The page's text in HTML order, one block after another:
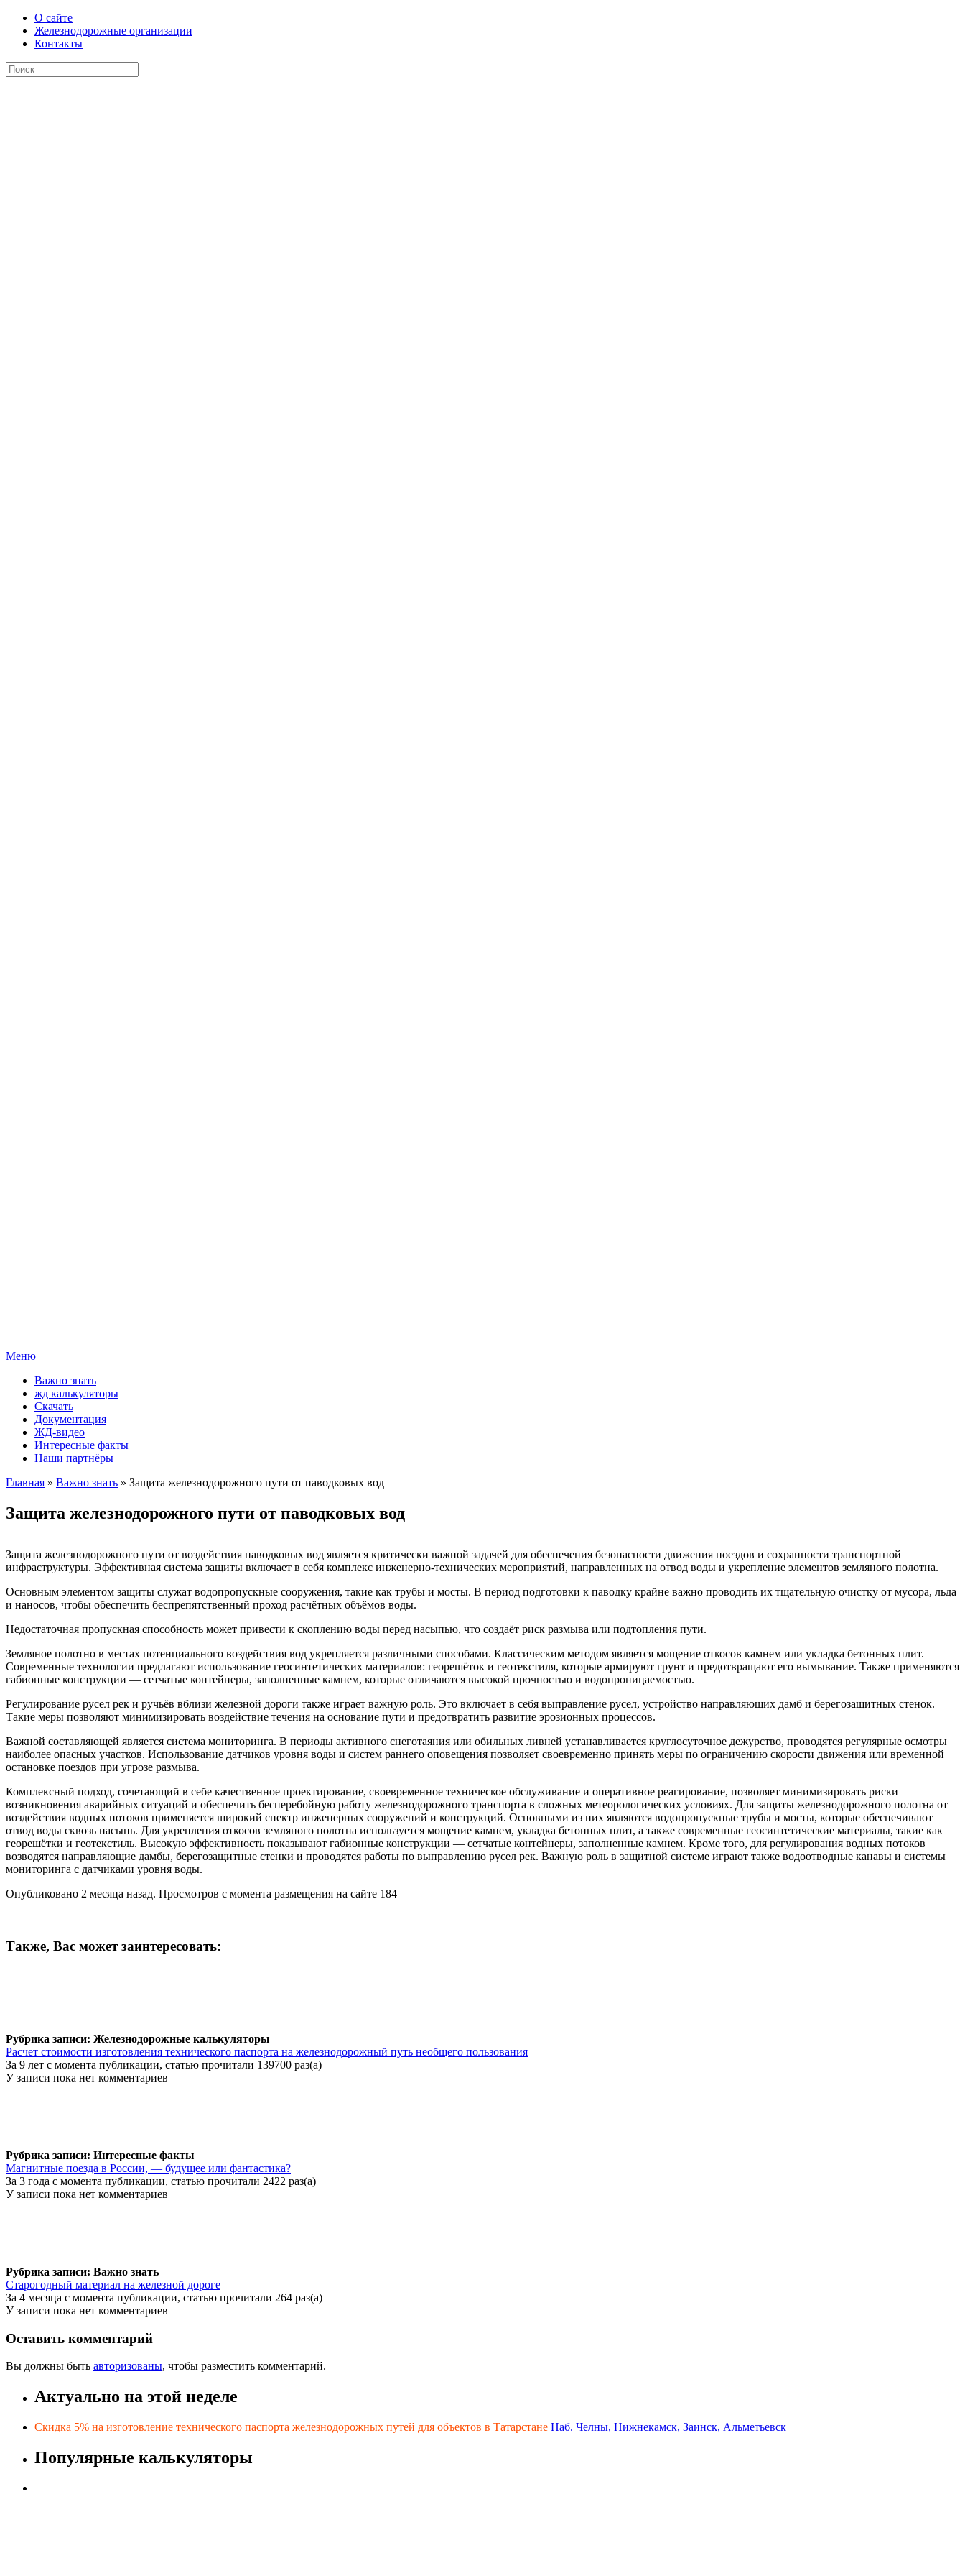
О сайте
Железнодорожные организации
Контакты
Меню
Важно знать
жд калькуляторы
Скачать
Документация
ЖД-видео
Интересные факты
Наши партнёры
Главная » Важно знать » Защита железнодорожного пути от паводковых вод
Защита железнодорожного пути от паводковых вод
Защита железнодорожного пути от воздействия паводковых вод является критически важной задачей для обеспечения безопасности движения поездов и сохранности транспортной
инфраструктуры. Эффективная система защиты включает в себя комплекс инженерно-технических мероприятий, направленных на отвод воды и укрепление элементов земляного полотна.
Основным элементом защиты служат водопропускные сооружения, такие как трубы и мосты. В период подготовки к паводку крайне важно проводить их тщательную очистку от мусора, льда
и наносов, чтобы обеспечить беспрепятственный проход расчётных объёмов воды.
Недостаточная пропускная способность может привести к скоплению воды перед насыпью, что создаёт риск размыва или подтопления пути.
Земляное полотно в местах потенциального воздействия вод укрепляется различными способами. Классическим методом является мощение откосов камнем или укладка бетонных плит.
Современные технологии предлагают использование геосинтетических материалов: георешёток и геотекстиля, которые армируют грунт и предотвращают его вымывание. Также применяются
габионные конструкции — сетчатые контейнеры, заполненные камнем, которые отличаются высокой прочностью и водопроницаемостью.
Регулирование русел рек и ручьёв вблизи железной дороги также играет важную роль. Это включает в себя выправление русел, устройство направляющих дамб и берегозащитных стенок.
Такие меры позволяют минимизировать воздействие течения на основание пути и предотвратить развитие эрозионных процессов.
Важной составляющей является система мониторинга. В периоды активного снеготаяния или обильных ливней устанавливается круглосуточное дежурство, проводятся регулярные осмотры
наиболее опасных участков. Использование датчиков уровня воды и систем раннего оповещения позволяет своевременно принять меры по ограничению скорости движения или временной
остановке поездов при угрозе размыва.
Комплексный подход, сочетающий в себе качественное проектирование, своевременное техническое обслуживание и оперативное реагирование, позволяет минимизировать риски
возникновения аварийных ситуаций и обеспечить бесперебойную работу железнодорожного транспорта в сложных метеорологических условиях. Для защиты железнодорожного полотна от
воздействия водных потоков применяется широкий спектр инженерных сооружений и конструкций. Основными из них являются водопропускные трубы и мосты, которые обеспечивают
отвод воды сквозь насыпь. Для укрепления откосов земляного полотна используется мощение камнем, укладка бетонных плит, а также современные геосинтетические материалы, такие как
георешётки и геотекстиль. Высокую эффективность показывают габионные конструкции — сетчатые контейнеры, заполненные камнем. Кроме того, для регулирования водных потоков
возводятся направляющие дамбы, берегозащитные стенки и проводятся работы по выправлению русел рек. Важную роль в защитной системе играют также водоотводные канавы и системы
мониторинга с датчиками уровня воды.
Опубликовано 2 месяца назад. Просмотров с момента размещения на сайте 184
Также, Вас может заинтересовать:
Рубрика записи: Железнодорожные калькуляторы
Расчет стоимости изготовления технического паспорта на железнодорожный путь необщего пользования
За 9 лет с момента публикации, статью прочитали 139700 раз(а)
У записи пока нет комментариев
Рубрика записи: Интересные факты
Магнитные поезда в России, — будущее или фантастика?
За 3 года с момента публикации, статью прочитали 2422 раз(а)
У записи пока нет комментариев
Рубрика записи: Важно знать
Старогодный материал на железной дороге
За 4 месяца с момента публикации, статью прочитали 264 раз(а)
У записи пока нет комментариев
Оставить комментарий
Вы должны быть авторизованы, чтобы разместить комментарий.
Актуально на этой неделе
Скидка 5% на изготовление технического паспорта железнодорожных путей для объектов в Татарстане Наб. Челны, Нижнекамск, Заинск, Альметьевск
Популярные калькуляторы